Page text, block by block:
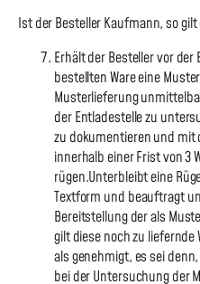
Ist der Besteller Kaufmann, so gilt
Erhält der Besteller vor
bestellten Ware eine
Musterlieferung
der Entladestelle zu
zu dokumentieren und
innerhalb einer Frist von 3
rügen.Unterbleibt eine
Textform und beauftragt
Bereitstellung der als
gilt diese noch zu liefernde
als genehmigt, es sei
bei der Untersuchung der